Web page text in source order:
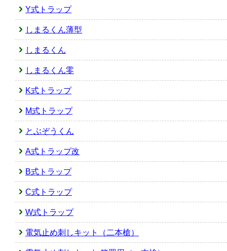
Y式トラップ
しまるくん薄型
しまるくん
しまるくん零
K式トラップ
M式トラップ
とぶぞうくん
A式トラップ改
B式トラップ
C式トラップ
W式トラップ
電気止め刺しキット（二本槍）